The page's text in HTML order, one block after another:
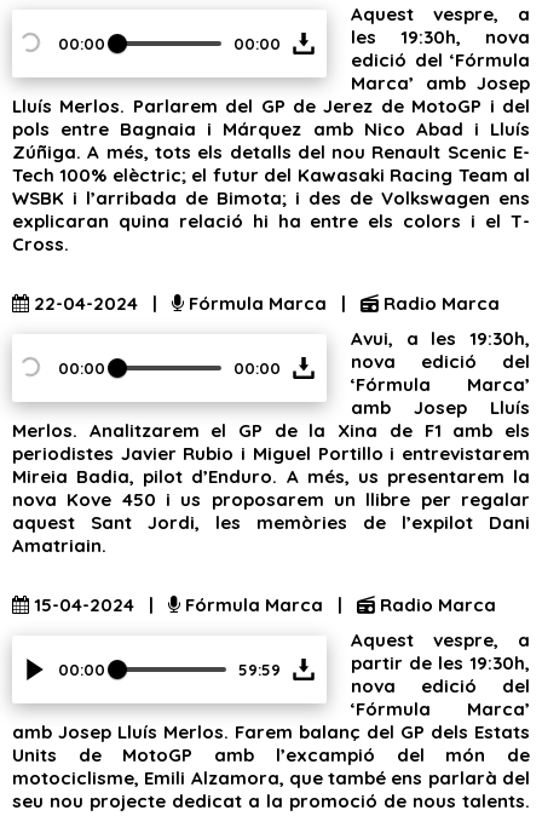
00:00 00:00
Aquest vespre, a
les 19:30h, nova
edició del ‘Fórmula
Marca’ amb Josep
Lluís Merlos. Parlarem del GP de Jerez de MotoGP i del
pols entre Bagnaia i Márquez amb Nico Abad i Lluís
Zúñiga. A més, tots els detalls del nou Renault Scenic E-
Tech 100% elèctric; el futur del Kawasaki Racing Team al
WSBK i l’arribada de Bimota; i des de Volkswagen ens
explicaran quina relació hi ha entre els colors i el T-
Cross.
22-04-2024 | Fórmula Marca | Radio Marca
00:00 00:00
Avui, a les 19:30h,
nova edició del
‘Fórmula Marca’
amb Josep Lluís
Merlos. Analitzarem el GP de la Xina de F1 amb els
periodistes Javier Rubio i Miguel Portillo i entrevistarem
Mireia Badia, pilot d’Enduro. A més, us presentarem la
nova Kove 450 i us proposarem un llibre per regalar
aquest Sant Jordi, les memòries de l’expilot Dani
Amatriain.
15-04-2024 | Fórmula Marca | Radio Marca
00:00 59:59
Aquest vespre, a
partir de les 19:30h,
nova edició del
‘Fórmula Marca’
amb Josep Lluís Merlos. Farem balanç del GP dels Estats
Units de MotoGP amb l’excampió del món de
motociclisme, Emili Alzamora, que també ens parlarà del
seu nou projecte dedicat a la promoció de nous talents.